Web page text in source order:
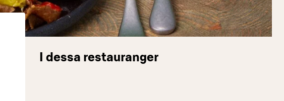
I dessa restauranger